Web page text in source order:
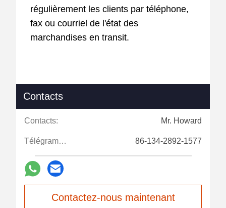
régulièrement les clients par téléphone,
fax ou courriel de l'état des
marchandises en transit.
Contacts
Contacts: Mr. Howard
Télégramme: 86-134-2892-1577
Contactez-nous maintenant